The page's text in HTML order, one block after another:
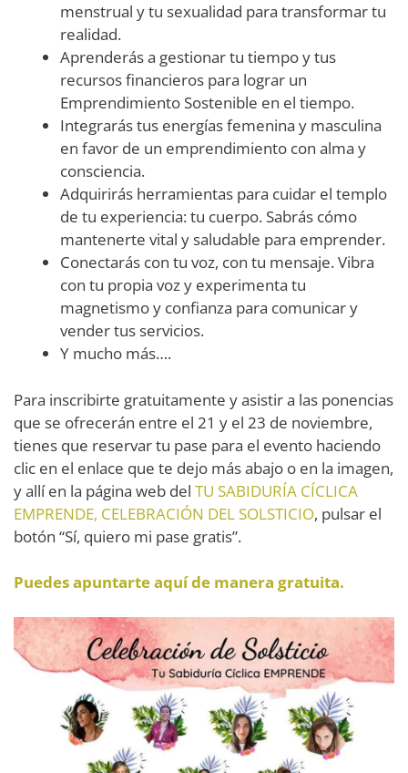
menstrual y tu sexualidad para transformar tu
realidad.
Aprenderás a gestionar tu tiempo y tus
recursos financieros para lograr un
Emprendimiento Sostenible en el tiempo.
Integrarás tus energías femenina y masculina
en favor de un emprendimiento con alma y
consciencia.
Adquirirás herramientas para cuidar el templo
de tu experiencia: tu cuerpo. Sabrás cómo
mantenerte vital y saludable para emprender.
Conectarás con tu voz, con tu mensaje. Vibra
con tu propia voz y experimenta tu
magnetismo y confianza para comunicar y
vender tus servicios.
Y mucho más….
Para inscribirte gratuitamente y asistir a las ponencias
que se ofrecerán entre el 21 y el 23 de noviembre,
tienes que reservar tu pase para el evento haciendo
clic en el enlace que te dejo más abajo o en la imagen,
y allí en la página web del TU SABIDURÍA CÍCLICA
EMPRENDE, CELEBRACIÓN DEL SOLSTICIO, pulsar el
botón “Sí, quiero mi pase gratis”.
Puedes apuntarte aquí de manera gratuita.